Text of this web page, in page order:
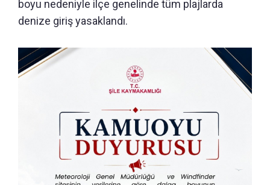
boyu nedeniyle ilçe genelinde tüm plajlarda
denize giriş yasaklandı.